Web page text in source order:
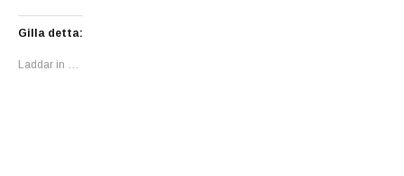
Gilla detta:
Laddar in …